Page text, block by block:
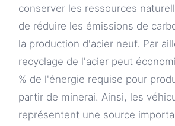
conserver les ressources
de réduire les émissions de
la production d'acier neuf. Par
recyclage de l'acier peut
% de l'énergie requise pour
partir de minerai. Ainsi, les
représentent une source